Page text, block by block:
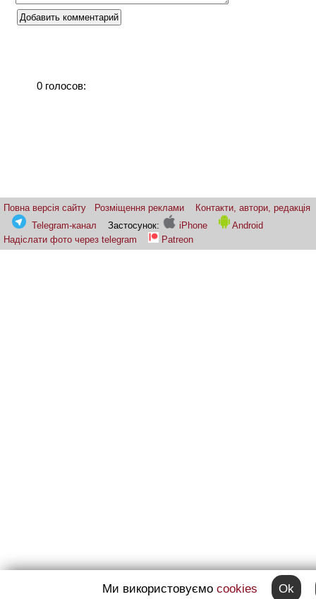
0 голосов:
Повна версія сайту Розміщення реклами
Контакти, автори, редакція
Telegram-канал
Застосунок: iPhone
Android
Надіслати фото через telegram
Patreon
Ми використовуємо cookies Ok